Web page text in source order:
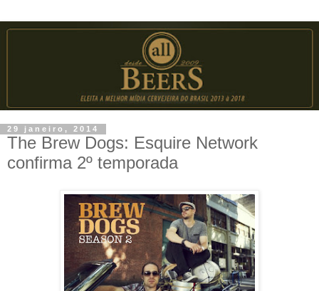
29 janeiro, 2014
The Brew Dogs: Esquire Network
confirma 2º temporada